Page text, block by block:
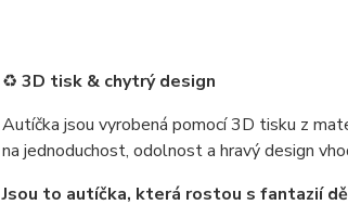
♻️ 3D tisk & chytrý design
Autíčka jsou vyrobená pomocí 3D tisku z
na jednoduchost, odolnost a hravý design
Jsou to autíčka, která rostou s fantazií